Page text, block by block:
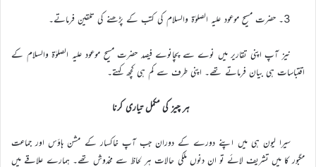
3۔ حضرت مسیح موعود علیہ الصلوٰۃ والسلام کی کتب کے پڑھنے کی تلقین فرماتے۔
نیز آپ اپنی تقاریر میں نوے سے پچانوے فیصد حضرت مسیح موعود علیہ الصلوٰۃ والسلام کے
اقتباسات ہی بیان فرماتے تھے۔ اپنی طرف سے کم ہی کچھ کہتے۔
ہر چیز کی مکمل تیاری کرنا
سیرا لیون ہی میں اپنے دورے کے دوران جب آپ خاکسار کے مشن ہاؤس اور جماعت
مگبور کا میں تشریف لائے تو ان دنوں ملکی حالات ہر لحاظ سے مخدوش تھے۔ ہمارے علاقے میں